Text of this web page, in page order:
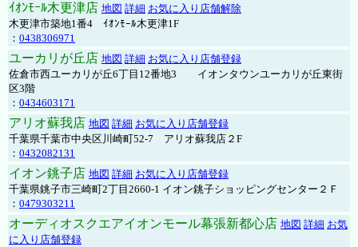
ｲｵﾝﾓｰﾙ木更津店 地図 詳細 お気に入り店舗解除
木更津市築地1番4 ｲｵﾝﾓｰﾙ木更津1F
： 0438306971
ユーカリが丘店 地図 詳細 お気に入り店舗登録
佐倉市西ユーカリが丘6丁目12番地3 イオンタウンユーカリが丘東街
区3階
： 0434603171
アリオ蘇我店 地図 詳細 お気に入り店舗登録
千葉県千葉市中央区川崎町52-7 アリオ蘇我店２F
： 0432082131
イオン銚子店 地図 詳細 お気に入り店舗登録
千葉県銚子市三崎町2丁目2660-1 イオン銚子ショッピングセンター２Ｆ
： 0479303211
オーディオスクエアイオンモール幕張新都心店 地図 詳細 お気
に入り店舗登録